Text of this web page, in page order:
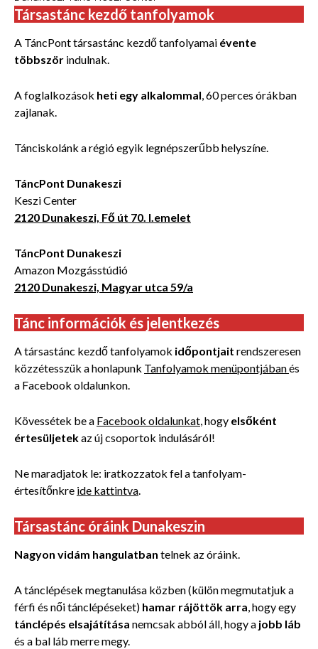
Társastánc kezdő tanfolyamok
A TáncPont társastánc kezdő tanfolyamai évente
többször indulnak.
A foglalkozások heti egy alkalommal, 60 perces órákban
zajlanak.
Tánciskolánk a régió egyik legnépszerűbb helyszíne.
TáncPont Dunakeszi
Keszi Center
2120 Dunakeszi, Fő út 70. I.emelet
TáncPont Dunakeszi
Amazon Mozgásstúdió
2120 Dunakeszi, Magyar utca 59/a
Tánc információk és jelentkezés
A társastánc kezdő tanfolyamok időpontjait rendszeresen
közzétesszük a honlapunk Tanfolyamok menüpontjábanés
a Facebook oldalunkon.
Kövessétek be a Facebook oldalunkat, hogy elsőként
értesüljetekaz új csoportok indulásáról!
Ne maradjatok le: iratkozzatok fel a tanfolyam-
értesítőnkre ide kattintva.
Társastánc óráink Dunakeszin
Nagyon vidám hangulatban telnek az óráink.
A tánclépések megtanulása közben (külön megmutatjuk a
férfi és női tánclépéseket) hamar rájöttök arra, hogy egy
tánclépés elsajátítása nemcsak abból áll, hogy a jobb láb
és a bal láb merre megy.